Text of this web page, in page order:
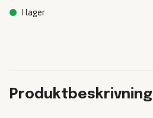
I lager
Produktbeskrivning